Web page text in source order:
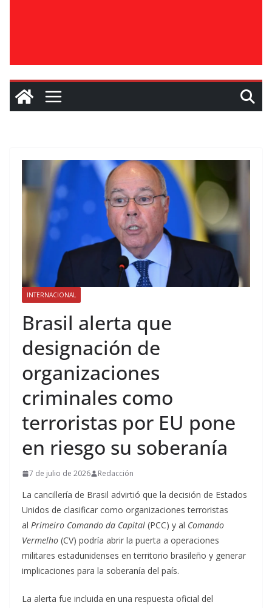
INTERNACIONAL
Brasil alerta que
designación de
organizaciones
criminales como
terroristas por EU pone
en riesgo su soberanía
7 de julio de 2026 Redacción
La cancillería de Brasil advirtió que la decisión de Estados
Unidos de clasificar como organizaciones terroristas
al Primeiro Comando da Capital (PCC) y al Comando
Vermelho (CV) podría abrir la puerta a operaciones
militares estadunidenses en territorio brasileño y generar
implicaciones para la soberanía del país.
La alerta fue incluida en una respuesta oficial del